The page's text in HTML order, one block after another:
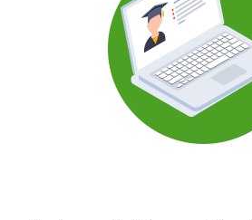
¿QUIERES
HACER
ALGÚN
CURSO?